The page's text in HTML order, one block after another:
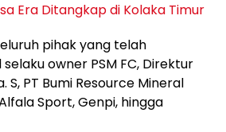
Era Ditangkap di Kolaka Timur
pihak yang telah
owner PSM FC, Direktur
S, PT Bumi Resource Mineral
Sport, Genpi, hingga